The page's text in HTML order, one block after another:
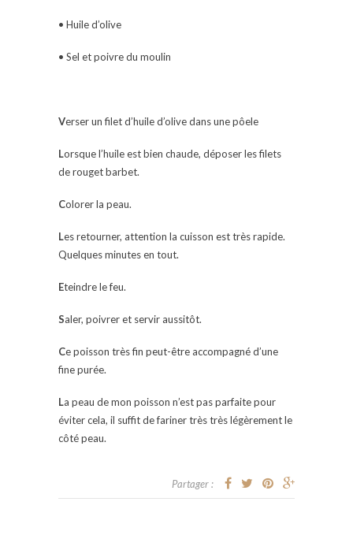
• Huile d’olive
• Sel et poivre du moulin
Verser un filet d’huile d’olive dans une pôele
Lorsque l’huile est bien chaude, déposer les filets
de rouget barbet.
Colorer la peau.
Les retourner, attention la cuisson est très rapide.
Quelques minutes en tout.
Eteindre le feu.
Saler, poivrer et servir aussitôt.
Ce poisson très fin peut-être accompagné d’une
fine purée.
La peau de mon poisson n’est pas parfaite pour
éviter cela, il suffit de fariner très très légèrement le
côté peau.
Partager :